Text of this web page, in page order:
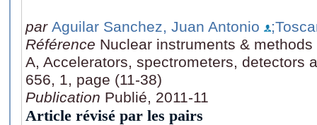
par Aguilar Sanchez, Juan Antonio
Référence Nuclear instruments &
A, Accelerators, spectrometers, detectors
656, 1, page (11-38)
Publication Publié, 2011-11
Article révisé par les pairs